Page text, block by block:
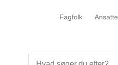
Fagfolk Ansatte